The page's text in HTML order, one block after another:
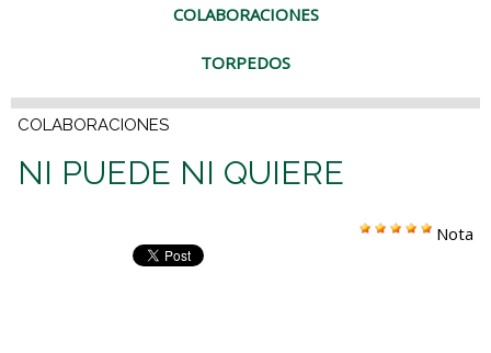
COLABORACIONES
TORPEDOS
COLABORACIONES
NI PUEDE NI QUIERE
Nota